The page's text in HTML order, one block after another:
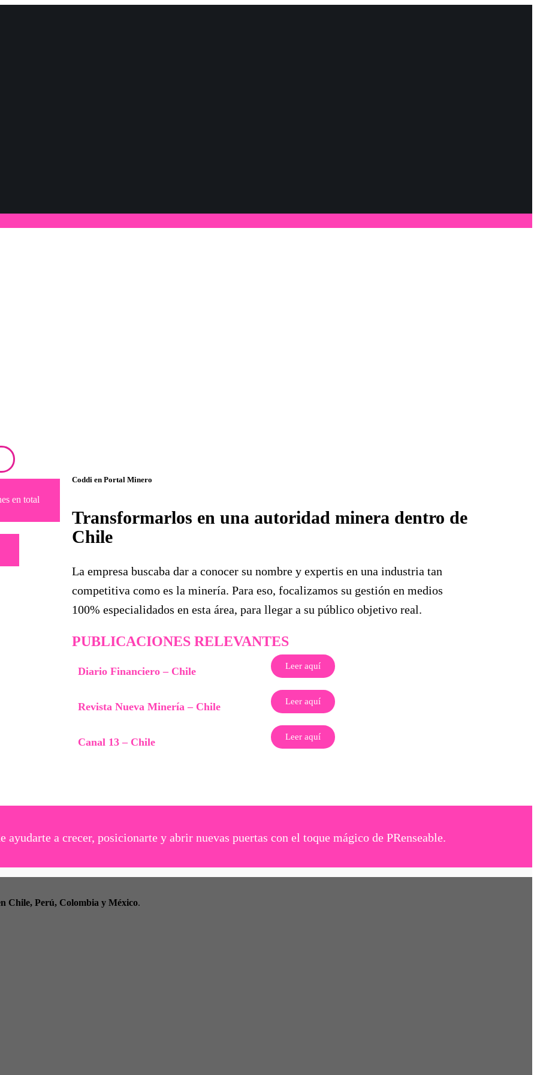
en total
Coddi en Portal Minero
Transformarlos en una autoridad minera dentro de
Chile
La empresa buscaba dar a conocer su nombre y expertis en una industria tan
competitiva como es la minería. Para eso, focalizamos su gestión en medios
100% especialidados en esta área, para llegar a su público objetivo real.
PUBLICACIONES RELEVANTES
Diario Financiero – Chile Leer aquí
Revista Nueva Minería – Chile Leer aquí
Canal 13 – Chile Leer aquí
a crecer, posicionarte y abrir nuevas puertas con el toque mágico de PRenseable.
Chile, Perú, Colombia y México.